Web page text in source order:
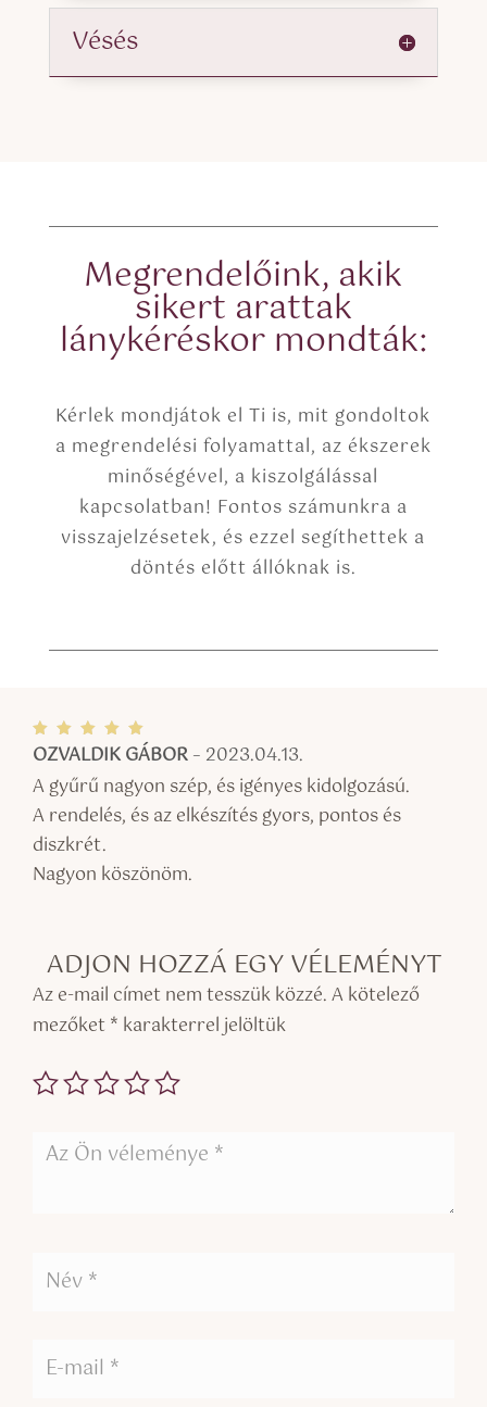
Vésés
Megrendelőink, akik
sikert arattak
lánykéréskor mondták:
Kérlek mondjátok el Ti is, mit gondoltok
a megrendelési folyamattal, az ékszerek
minőségével, a kiszolgálással
kapcsolatban! Fontos számunkra a
visszajelzésetek, és ezzel segíthettek a
döntés előtt állóknak is.
Értékel
és:5
/ 5
OZVALDIK GÁBOR– 2023.04.13.
A gyűrű nagyon szép, és igényes kidolgozású.
A rendelés, és az elkészítés gyors, pontos és
diszkrét.
Nagyon köszönöm.
ADJON HOZZÁ EGY VÉLEMÉNYT
Az e-mail címet nem tesszük közzé.A kötelező
mezőket * karakterrel jelöltük